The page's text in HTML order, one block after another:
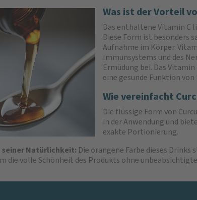
Was ist der Vorteil
Das enthaltene Vitamin C
Diese Form ist besonders
Aufnahme im Körper.
Immunsystems und des
Ermüdung bei. Das
eine gesunde Funktion
Wie vereinfacht
Die flüssige Form von
in der Anwendung und
exakte Portionierung.
seiner Natürlichkeit: Die orangene Farbe dieses
die volle Schönheit des Produkts ohne